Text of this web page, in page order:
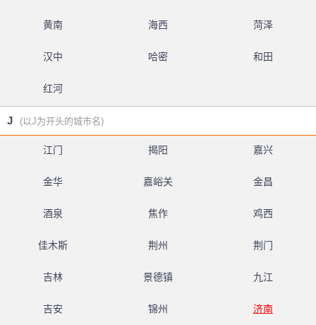
黄南 海西 菏泽
汉中 哈密 和田
红河
J (以J为开头的城市名)
江门 揭阳 嘉兴
金华 嘉峪关 金昌
酒泉 焦作 鸡西
佳木斯 荆州 荆门
吉林 景德镇 九江
吉安 锦州 济南